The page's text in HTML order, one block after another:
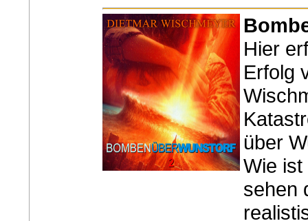
Hier
Erfolg
über
Wie
sehen